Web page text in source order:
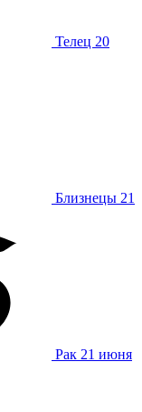
Телец 20
Близнецы 21
Рак 21 июня